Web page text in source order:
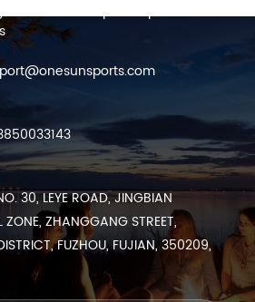
7*24 heures pour répondre à
30, LEYE ROAD, JINGBIAN
ZONE, ZHANGGANG STREET,
FUZHOU, FUJIAN, 350209,